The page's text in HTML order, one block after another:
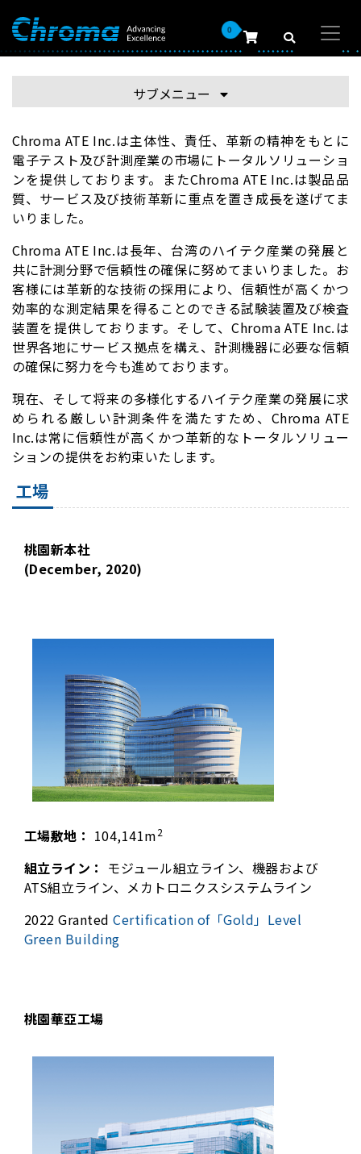
0
サブメニュー
Chroma ATE Inc.は主体性、責任、革新の精神をもとに
電子テスト及び計測産業の市場にトータルソリューショ
ンを提供しております。またChroma ATE Inc.は製品品
質、サービス及び技術革新に重点を置き成長を遂げてま
いりました。
Chroma ATE Inc.は長年、台湾のハイテク産業の発展と
共に計測分野で信頼性の確保に努めてまいりました。お
客様には革新的な技術の採用により、信頼性が高くかつ
効率的な測定結果を得ることのできる試験装置及び検査
装置を提供しております。そして、Chroma ATE Inc.は
世界各地にサービス拠点を構え、計測機器に必要な信頼
の確保に努力を今も進めております。
現在、そして将来の多様化するハイテク産業の発展に求
められる厳しい計測条件を満たすため、Chroma ATE
Inc.は常に信頼性が高くかつ革新的なトータルソリュー
ションの提供をお約束いたします。
工場
桃園新本社
(December, 2020)
工場敷地： 104,141m2
組立ライン： モジュール組立ライン、機器および
ATS組立ライン、メカトロニクスシステムライン
2022 GrantedCertification of「Gold」Level
Green Building
桃園華亞工場